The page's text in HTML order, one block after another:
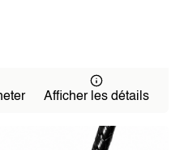
Afficher les détails